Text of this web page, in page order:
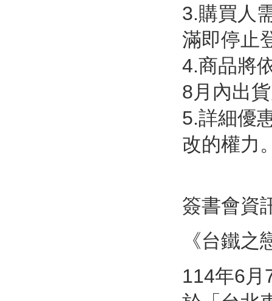
3.購買人
滿即停止
4.商品將
8月內出
5.詳細優
改的權力
簽書會資
《台鐵
114年6月